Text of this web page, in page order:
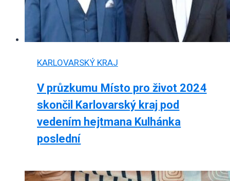
KARLOVARSKÝ KRAJ
V průzkumu Místo pro život 2024
skončil Karlovarský kraj pod
vedením hejtmana Kulhánka
poslední